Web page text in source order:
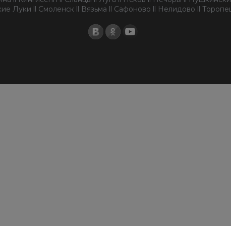
Луки ll Смоленск ll Вязьма ll Сафоново ll Нелидово ll